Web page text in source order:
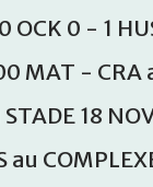
OCK 0 - 1
MAT - CRA
18